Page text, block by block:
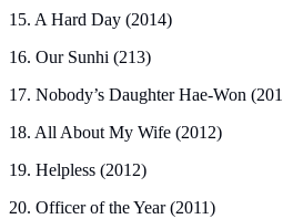
15. A Hard Day (2014)
16. Our Sunhi (213)
17. Nobody’s Daughter Hae-Won
18. All About My Wife (2012)
19. Helpless (2012)
20. Officer of the Year (2011)